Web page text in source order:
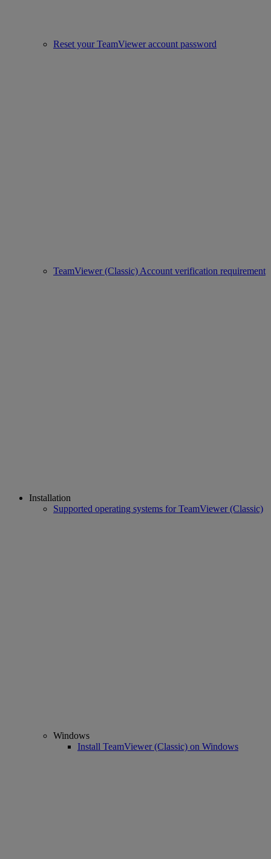
Reset your TeamViewer account password
TeamViewer (Classic) Account verification requirement
Installation
Supported operating systems for TeamViewer (Classic)
Windows
Install TeamViewer (Classic) on Windows